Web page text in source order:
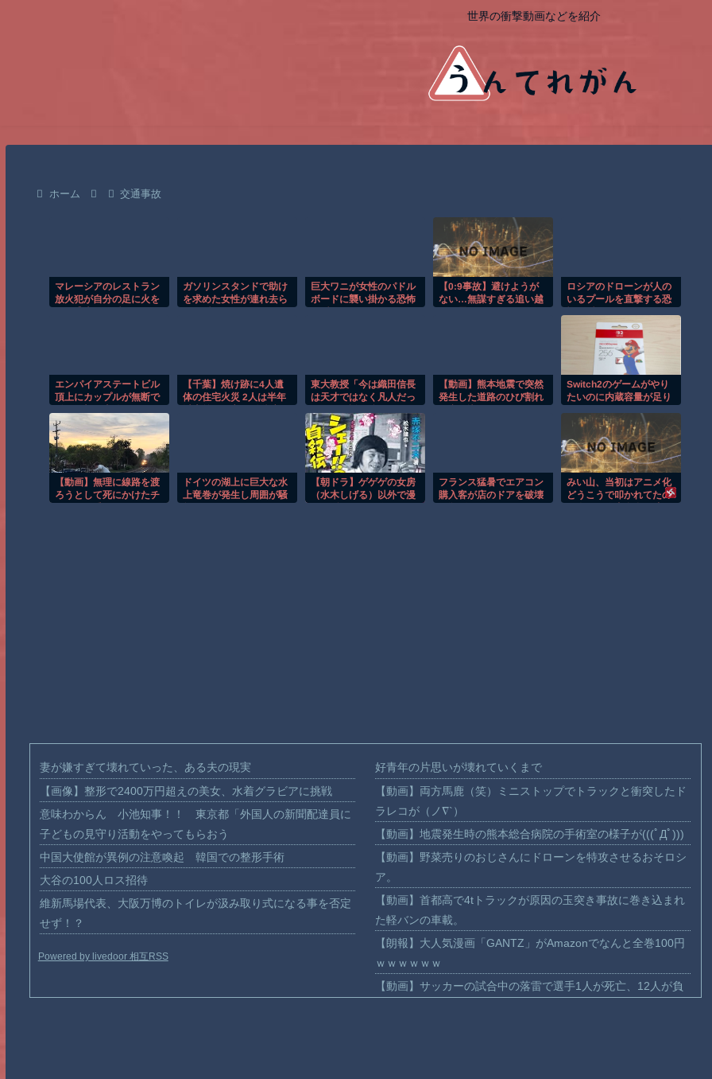
世界の衝撃動画などを紹介
ホーム 交通事故
マレーシアのレストラン
放火犯が自分の足に火を
ガソリンスタンドで助け
を求めた女性が連れ去ら
巨大ワニが女性のパドル
ボードに襲い掛かる恐怖
【0:9事故】避けようが
ない…無謀すぎる追い越
ロシアのドローンが人の
いるプールを直撃する恐
エンパイアステートビル
頂上にカップルが無断で
【千葉】焼け跡に4人遺
体の住宅火災 2人は半年
東大教授「今は織田信長
は天才ではなく凡人だっ
は違うと思う」
【動画】熊本地震で突然
発生した道路のひび割れ
Switch2のゲームがやり
たいのに内蔵容量が足り
【動画】無理に線路を渡
ろうとして死にかけたチ
ドイツの湖上に巨大な水
上竜巻が発生し周囲が騒
【朝ドラ】ゲゲゲの女房
（水木しげる）以外で漫
フランス猛暑でエアコン
購入客が店のドアを破壊
みい山、当初はアニメ化
どうこうで叩かれてたの
妻が嫌すぎて壊れていった、ある夫の現実
【画像】整形で2400万円超えの美女、水着グラビアに挑戦
意味わからん 小池知事！！ 東京都「外国人の新聞配達員に
子どもの見守り活動をやってもらおう
中国大使館が異例の注意喚起 韓国での整形手術
大谷の100人ロス招待
維新馬場代表、大阪万博のトイレが汲み取り式になる事を否定
せず！？
Powered by livedoor 相互RSS
好青年の片思いが壊れていくまで
【動画】両方馬鹿（笑）ミニストップでトラックと衝突したド
ラレコが（ノ∇`）
【動画】地震発生時の熊本総合病院の手術室の様子が(((ﾟДﾟ)))
【動画】野菜売りのおじさんにドローンを特攻させるおそロシ
ア。
【動画】首都高で4tトラックが原因の玉突き事故に巻き込まれ
た軽バンの車載。
【朗報】大人気漫画「GANTZ」がAmazonでなんと全巻100円
ｗｗｗｗｗｗ
【動画】サッカーの試合中の落雷で選手1人が死亡、12人が負